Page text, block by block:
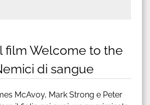
film Welcome to the
di sangue
McAvoy, Mark Strong e Peter